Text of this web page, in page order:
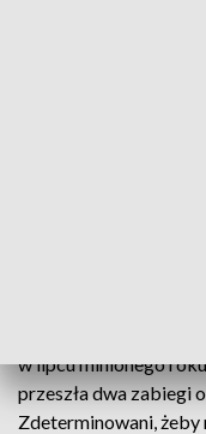
w lipcu minionego
przeszła dwa zabiegi
Zdeterminowani,